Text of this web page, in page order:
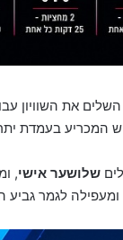
את השוויון
המכריע בעמדת
שלושער אישי,